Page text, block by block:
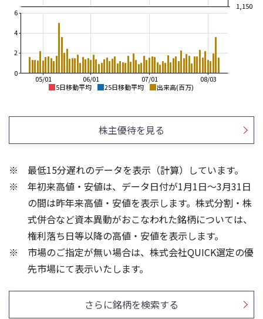
5日移動平均 25日移動平均 出来高(百万)
08/03
07/01
06/01
05/01
1,150
0
2
4
6
26/02
25/12
25/10
25/08
25/06
25/04
600
800
1,200
1,400
24/01
23/01
22/01
21/01
200
400
1,000
1,200
1,400
株主優待を見る
最低15分遅れのデータを表示（計算）しています。
年初来高値・安値は、データ日付が1月1日～3月31日
の間は昨年来高値・安値を表示します。株式分割・株
式併合など資本異動がおこなわれた銘柄については、
権利落ち日等以降の高値・安値を表示します。
市場のご指定が無い場合は、株式会社QUICK選定の優
先市場にて表示いたします。
さらに銘柄を検索する